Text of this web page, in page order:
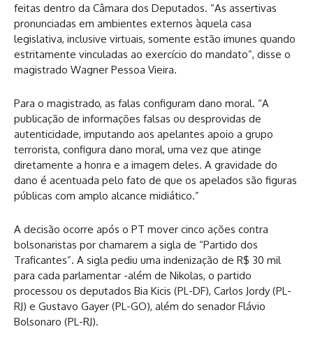
feitas dentro da Câmara dos Deputados. “As assertivas
pronunciadas em ambientes externos àquela casa
legislativa, inclusive virtuais, somente estão imunes quando
estritamente vinculadas ao exercício do mandato”, disse o
magistrado Wagner Pessoa Vieira.
Para o magistrado, as falas configuram dano moral. “A
publicação de informações falsas ou desprovidas de
autenticidade, imputando aos apelantes apoio a grupo
terrorista, configura dano moral, uma vez que atinge
diretamente a honra e a imagem deles. A gravidade do
dano é acentuada pelo fato de que os apelados são figuras
públicas com amplo alcance midiático.”
A decisão ocorre após o PT mover cinco ações contra
bolsonaristas por chamarem a sigla de “Partido dos
Traficantes”. A sigla pediu uma indenização de R$ 30 mil
para cada parlamentar -além de Nikolas, o partido
processou os deputados Bia Kicis (PL-DF), Carlos Jordy (PL-
RJ) e Gustavo Gayer (PL-GO), além do senador Flávio
Bolsonaro (PL-RJ).